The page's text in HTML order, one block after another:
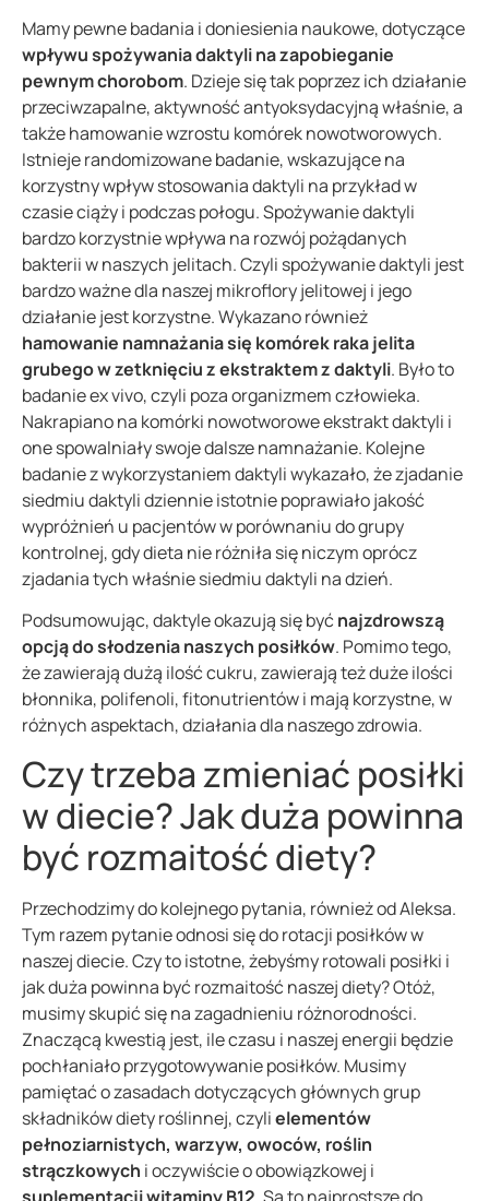
Mamy pewne badania i doniesienia naukowe, dotyczące
wpływu spożywania daktyli na zapobieganie
pewnym chorobom. Dzieje się tak poprzez ich działanie
przeciwzapalne, aktywność antyoksydacyjną właśnie, a
także hamowanie wzrostu komórek nowotworowych.
Istnieje randomizowane badanie, wskazujące na
korzystny wpływ stosowania daktyli na przykład w
czasie ciąży i podczas połogu. Spożywanie daktyli
bardzo korzystnie wpływa na rozwój pożądanych
bakterii w naszych jelitach. Czyli spożywanie daktyli jest
bardzo ważne dla naszej mikroflory jelitowej i jego
działanie jest korzystne. Wykazano również
hamowanie namnażania się komórek raka jelita
grubego w zetknięciu z ekstraktem z daktyli. Było to
badanie ex vivo, czyli poza organizmem człowieka.
Nakrapiano na komórki nowotworowe ekstrakt daktyli i
one spowalniały swoje dalsze namnażanie. Kolejne
badanie z wykorzystaniem daktyli wykazało, że zjadanie
siedmiu daktyli dziennie istotnie poprawiało jakość
wypróżnień u pacjentów w porównaniu do grupy
kontrolnej, gdy dieta nie różniła się niczym oprócz
zjadania tych właśnie siedmiu daktyli na dzień.
Podsumowując, daktyle okazują się byćnajzdrowszą
opcją do słodzenia naszych posiłków. Pomimo tego,
że zawierają dużą ilość cukru, zawierają też duże ilości
błonnika, polifenoli, fitonutrientów i mają korzystne, w
różnych aspektach, działania dla naszego zdrowia.
Czy trzeba zmieniać posiłki
w diecie? Jak duża powinna
być rozmaitość diety?
Przechodzimy do kolejnego pytania, również od Aleksa.
Tym razem pytanie odnosi się do rotacji posiłków w
naszej diecie. Czy to istotne, żebyśmy rotowali posiłki i
jak duża powinna być rozmaitość naszej diety? Otóż,
musimy skupić się na zagadnieniu różnorodności.
Znaczącą kwestią jest, ile czasu i naszej energii będzie
pochłaniało przygotowywanie posiłków. Musimy
pamiętać o zasadach dotyczących głównych grup
składników diety roślinnej, czylielementów
pełnoziarnistych, warzyw, owoców, roślin
strączkowych i oczywiście o obowiązkowej i